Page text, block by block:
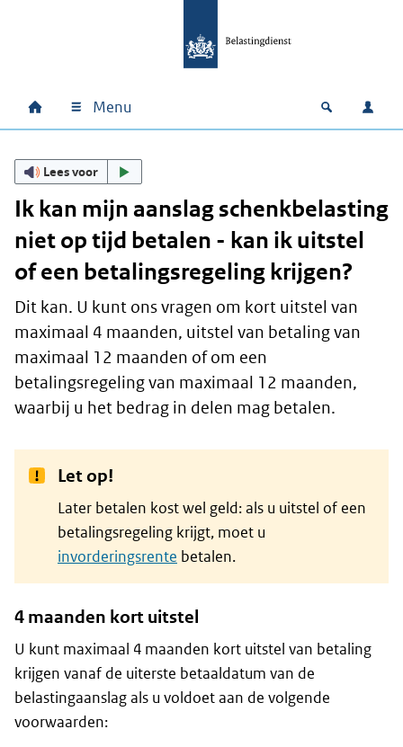
Hoofdnavigatie
Home Menu Open
Lees voor
Ik kan mijn aanslag schenkbelasting
niet op tijd betalen - kan ik uitstel
of een betalingsregeling krijgen?
Dit kan. U kunt ons vragen om kort uitstel van
maximaal 4 maanden, uitstel van betaling van
maximaal 12 maanden of om een
betalingsregeling van maximaal 12 maanden,
waarbij u het bedrag in delen mag betalen.
Let op!
Later betalen kost wel geld: als u uitstel of een
betalingsregeling krijgt, moet u
invorderingsrente betalen.
4 maanden kort uitstel
U kunt maximaal 4 maanden kort uitstel van betaling
krijgen vanaf de uiterste betaaldatum van de
belastingaanslag als u voldoet aan de volgende
voorwaarden: